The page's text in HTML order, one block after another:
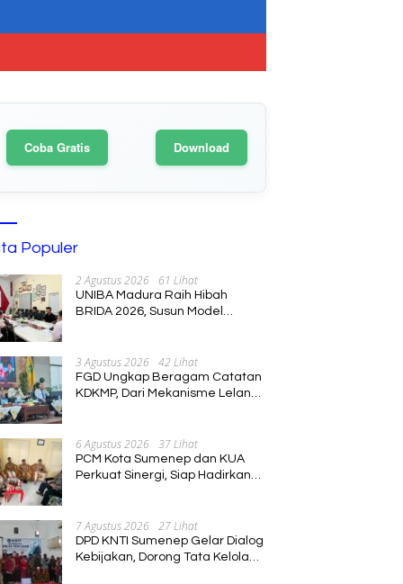
Coba Gratis Download
Populer
2 Agustus 2026 61 Lihat
UNIBA Madura Raih Hibah
BRIDA 2026, Susun Model
Kreatif
3 Agustus 2026 42 Lihat
FGD Ungkap Beragam Catatan
KDKMP, Dari Mekanisme Lelang
6 Agustus 2026 37 Lihat
PCM Kota Sumenep dan KUA
Perkuat Sinergi, Siap Hadirkan
7 Agustus 2026 27 Lihat
DPD KNTI Sumenep Gelar Dialog
Kebijakan, Dorong Tata Kelola